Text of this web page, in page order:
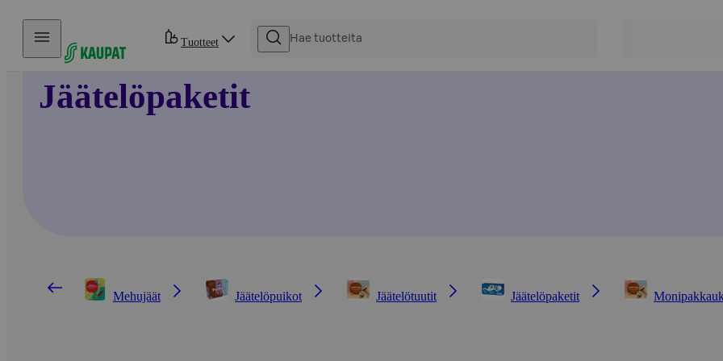
Hyppää sisältöön
Tuotteet
Jäätelöpaketit
Mehujäät Jäätelöpuikot Jäätelötuutit Jäätelöpaketit